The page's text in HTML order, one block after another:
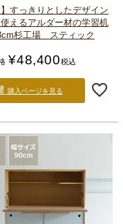
】すっきりとしたデザイン
えるアルダー材の学習机
杉工場 スティック
¥48,400税込
購入ページを見る